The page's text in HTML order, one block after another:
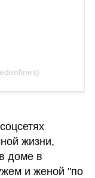
жизни,
доме в
и женой "по